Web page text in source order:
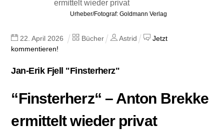
Urheber/Fotograf: Goldmann Verlag
22 .April 2026 Bücher Astrid
Jetzt
kommentieren!
Jan-Erik Fjell "Finsterherz"
“Finsterherz“ – Anton Brekke
ermittelt wieder privat